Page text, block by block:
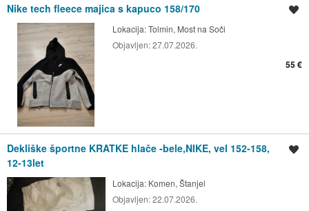
Nike tech fleece majica s kapuco 158/170
Lokacija:Tolmin, Most na Soči
Objavljen:27.07.2026.
55 €
Dekliške športne KRATKE hlače -bele,NIKE, vel 152-158,
12-13let
Lokacija: Komen, Štanjel
Objavljen:22.07.2026.